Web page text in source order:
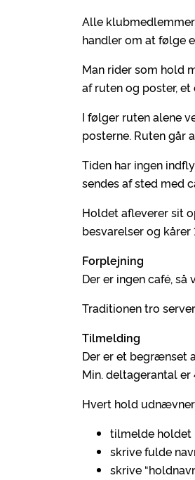
Alle
handler om at følge
Man rider som hold
af ruten og poster,
I følger ruten alene
posterne. Ruten går
Tiden har ingen
sendes af sted med
Holdet afleverer sit
besvarelser og kårer
Forplejning
Der er ingen café,
Traditionen tro
Tilmelding
Der er et begrænset
Min. deltagerantal
Hvert hold udnævner
tilmelde holdet
skrive fulde
skrive